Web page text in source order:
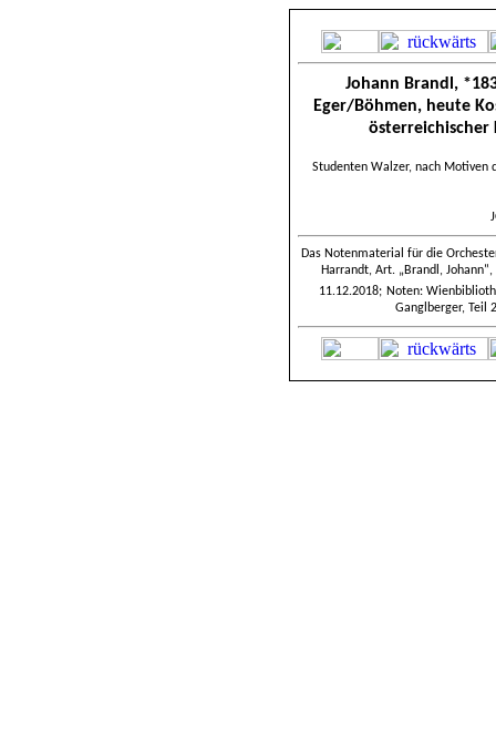
Johann Brandl,
Eger/Böhmen, heute
österreichischer
Studenten Walzer, nach Motiven
Das Notenmaterial für die
Harrandt, Art. „Brandl,
11.12.2018; Noten:
Ganglberger, Teil